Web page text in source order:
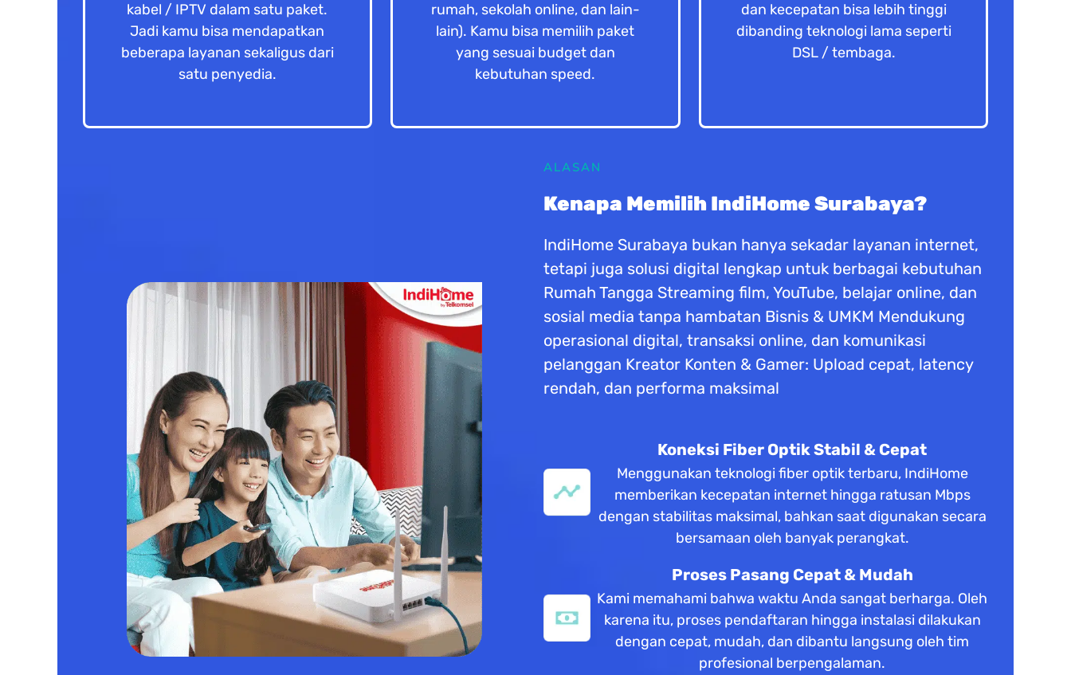
kabel / IPTV dalam satu paket.
Jadi kamu bisa mendapatkan
beberapa layanan sekaligus dari
satu penyedia.
rumah, sekolah online, dan lain-
lain). Kamu bisa memilih paket
yang sesuai budget dan
kebutuhan speed.
dan kecepatan bisa lebih tinggi
dibanding teknologi lama seperti
DSL / tembaga.
ALASAN
Kenapa Memilih IndiHome Surabaya?
IndiHome Surabaya bukan hanya sekadar layanan internet,
tetapi juga solusi digital lengkap untuk berbagai kebutuhan
Rumah Tangga Streaming film, YouTube, belajar online, dan
sosial media tanpa hambatan Bisnis & UMKM Mendukung
operasional digital, transaksi online, dan komunikasi
pelanggan Kreator Konten & Gamer: Upload cepat, latency
rendah, dan performa maksimal
Koneksi Fiber Optik Stabil & Cepat
Menggunakan teknologi fiber optik terbaru, IndiHome
memberikan kecepatan internet hingga ratusan Mbps
dengan stabilitas maksimal, bahkan saat digunakan secara
bersamaan oleh banyak perangkat.
Proses Pasang Cepat & Mudah
Kami memahami bahwa waktu Anda sangat berharga. Oleh
karena itu, proses pendaftaran hingga instalasi dilakukan
dengan cepat, mudah, dan dibantu langsung oleh tim
profesional berpengalaman.